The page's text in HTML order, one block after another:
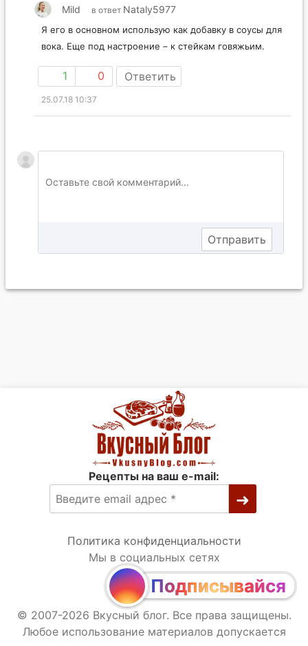
Mild в ответ Nataly5977
Я его в основном использую как добавку в соусы для
вока. Еще под настроение – к стейкам говяжьим.
1 0 Ответить
25.07.18 10:37
Рецепты на ваш e-mail:
Политика конфиденциальности
Мы в социальных сетях
Подписывайся
© 2007-2026 Вкусный блог. Все права защищены.
Любое использование материалов допускается